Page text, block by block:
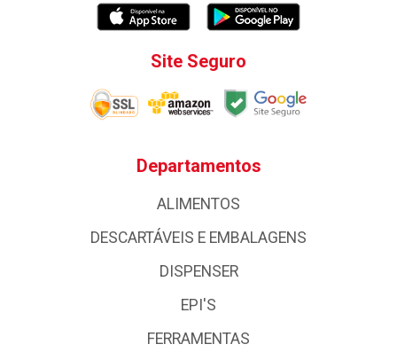
Site Seguro
Departamentos
ALIMENTOS
DESCARTÁVEIS E EMBALAGENS
DISPENSER
EPI'S
FERRAMENTAS